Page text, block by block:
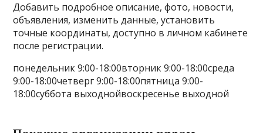
Добавить подробное описание, фото, новости,
объявления, изменить данные, установить
точные координаты, доступно в личном кабинете
после регистрации.
понедельник 9:00-18:00вторник 9:00-18:00среда
9:00-18:00четверг 9:00-18:00пятница 9:00-
18:00суббота выходнойвоскресенье выходной